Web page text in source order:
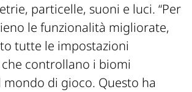
particelle, suoni e luci. “Per
le funzionalità migliorate,
tutte le impostazioni
controllano i biomi
mondo di gioco. Questo ha